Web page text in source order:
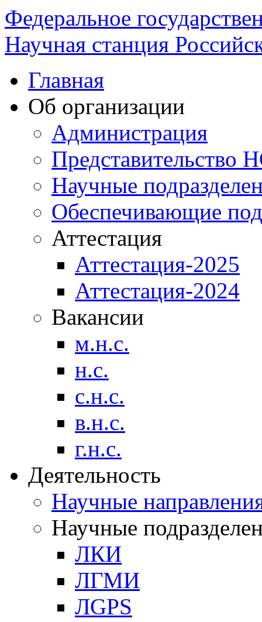
Федеральное
Научная станция
Главная
Об организации
Администрация
Научные
Обеспечивающие
Аттестация
Аттестация-2025
Аттестация-2024
Вакансии
м.н.с.
н.с.
с.н.с.
в.н.с.
г.н.с.
Деятельность
Научные
Научные
ЛКИ
ЛГМИ
ЛGPS